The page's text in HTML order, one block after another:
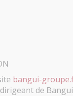
bangui-
de